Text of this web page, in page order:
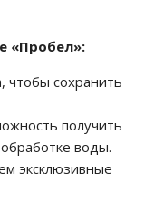
«Пробел»:
чтобы сохранить
получить
воды.
эксклюзивные